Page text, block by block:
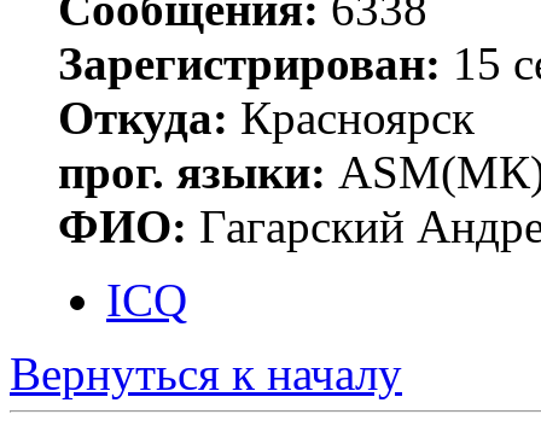
Зарегистрирован: 15
Откуда: Красноярск
прог. языки:
ФИО: Гагарский
ICQ
Вернуться к началу